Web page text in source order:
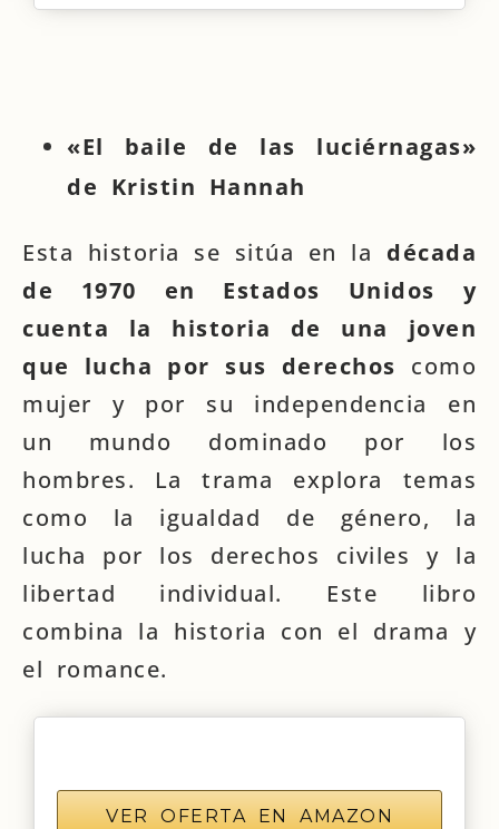
«El baile de las luciérnagas»
de Kristin Hannah
Esta historia se sitúa en la década
de 1970 en Estados Unidos y
cuenta la historia de una joven
que lucha por sus derechos como
mujer y por su independencia en
un mundo dominado por los
hombres. La trama explora temas
como la igualdad de género, la
lucha por los derechos civiles y la
libertad individual. Este libro
combina la historia con el drama y
el romance.
VER OFERTA EN AMAZON